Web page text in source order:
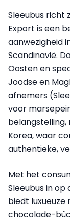
Sleeubus richt
Export is een
aanwezigheid
Scandinavië.
Oosten en
Joodse en
afnemers
voor
belangstelling,
Korea, waar
authentieke,
Met het
Sleeubus in op
biedt
chocolade-